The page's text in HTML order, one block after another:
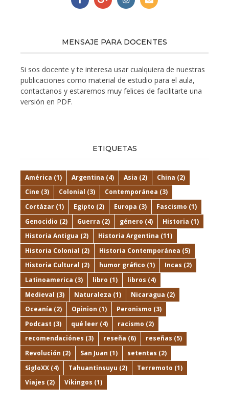
MENSAJE PARA DOCENTES
Si sos docente y te interesa usar cualquiera de nuestras
publicaciones como material de estudio para el aula,
contactanos y estaremos muy felices de facilitarte una
versión en PDF.
ETIQUETAS
América (1) Argentina (4) Asia (2) China (2)
Cine (3) Colonial (3) Contemporánea (3)
Cortázar (1) Egipto (2) Europa (3) Fascismo (1)
Genocidio (2) Guerra (2) género (4) Historia (1)
Historia Antigua (2) Historia Argentina (11)
Historia Colonial (2) Historia Contemporánea (5)
Historia Cultural (2) humor gráfico (1) Incas (2)
Latinoamerica (3) libro (1) libros (4)
Medieval (3) Naturaleza (1) Nicaragua (2)
Oceanía (2) Opinion (1) Peronismo (3)
Podcast (3) qué leer (4) racismo (2)
recomendaciónes (3) reseña (6) reseñas (5)
Revolución (2) San Juan (1) setentas (2)
SigloXX (4) Tahuantinsuyu (2) Terremoto (1)
Viajes (2) Vikingos (1)